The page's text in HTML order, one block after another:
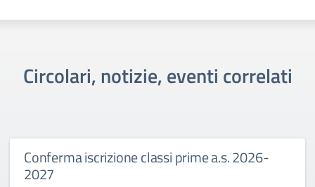
Circolari, notizie, eventi correlati
Conferma iscrizione classi prime a.s. 2026-
2027